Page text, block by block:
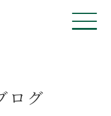
ログ